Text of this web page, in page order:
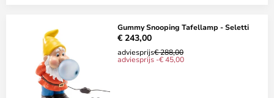
Gummy Snooping Tafellamp - Seletti
€ 243,00
adviesprijs€ 288,00
adviesprijs -€ 45,00